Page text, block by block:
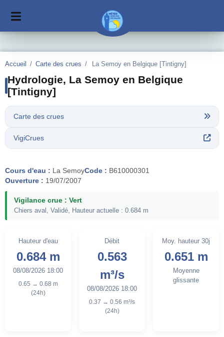
Accueil / Carte des crues / La Semoy en Belgique [Tintigny]
Hydrologie, La Semoy en Belgique
[Tintigny]
Carte des crues
VigiCrues
Cours d'eau : La SemoyCode : B610000301
Ouverture : 19/07/2007
Vigilance crue : Vert
Chiers aval, Validé, Hauteur actuelle : 0.684 m
Hauteur d'eau
0.684 m
08/08/2026 18:00
0.65 → 0.68 m
(24h)
Débit
0.563
m³/s
08/08/2026 18:00
0.37 → 0.56 m³/s
(24h)
Moy. hauteur 30j
0.651 m
Moyenne
glissante